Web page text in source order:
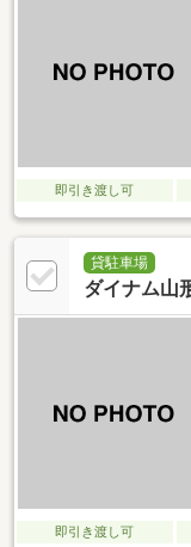
即引き渡し可
貸駐車場
ダイナム山
即引き渡し可